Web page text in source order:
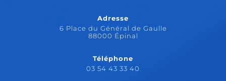
Adresse
6 Place du Général de Gaulle
88000 Épinal
Téléphone
03 54 43 33 40